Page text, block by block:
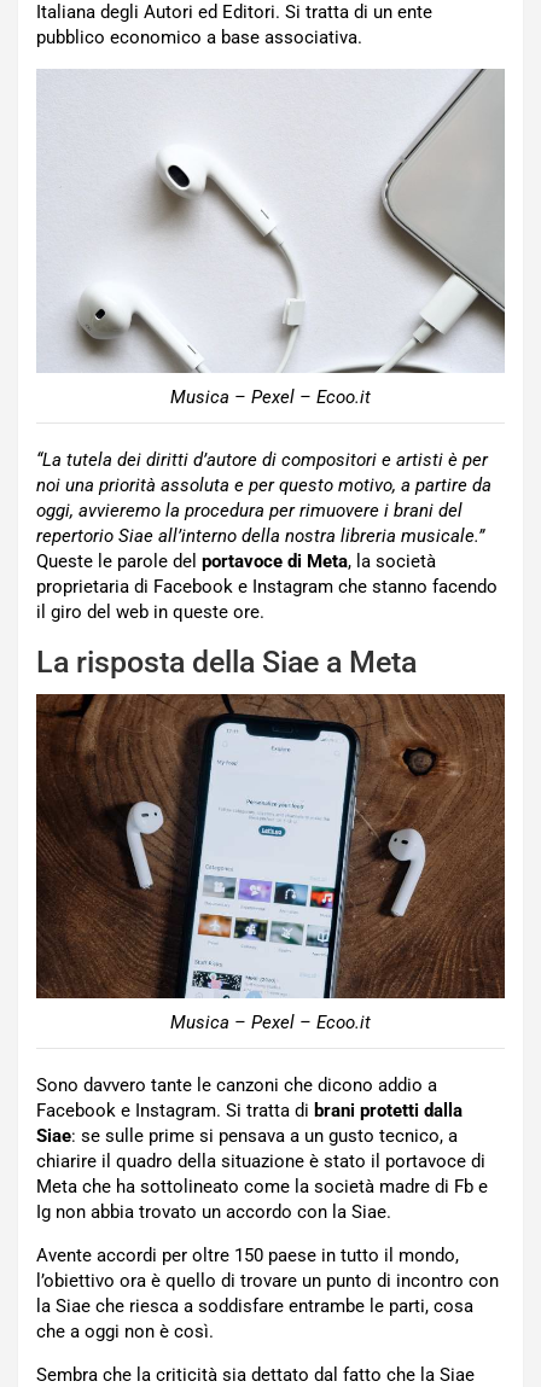
Italiana degli Autori ed Editori. Si tratta di un ente
pubblico economico a base associativa.
Musica – Pexel – Ecoo.it
“La tutela dei diritti d’autore di compositori e artisti è per
noi una priorità assoluta e per questo motivo, a partire da
oggi, avvieremo la procedura per rimuovere i brani del
repertorio Siae all’interno della nostra libreria musicale.”
Queste le parole del portavoce di Meta, la società
proprietaria di Facebook e Instagram che stanno facendo
il giro del web in queste ore.
La risposta della Siae a Meta
Musica – Pexel – Ecoo.it
Sono davvero tante le canzoni che dicono addio a
Facebook e Instagram. Si tratta di brani protetti dalla
Siae: se sulle prime si pensava a un gusto tecnico, a
chiarire il quadro della situazione è stato il portavoce di
Meta che ha sottolineato come la società madre di Fb e
Ig non abbia trovato un accordo con la Siae.
Avente accordi per oltre 150 paese in tutto il mondo,
l’obiettivo ora è quello di trovare un punto di incontro con
la Siae che riesca a soddisfare entrambe le parti, cosa
che a oggi non è così.
Sembra che la criticità sia dettato dal fatto che la Siae